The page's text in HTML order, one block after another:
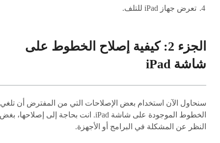
تعرض جهاز iPad للتلف.
الجزء 2: كيفية إصلاح الخطوط على
شاشة iPad
سنحاول الآن استخدام بعض الإصلاحات التي من المفترض أن تلغي
الخطوط الموجودة على شاشة iPad. انت بحاجة إلى إصلاحها، بغض
النظر عن المشكلة في البرامج أو الأجهزة.